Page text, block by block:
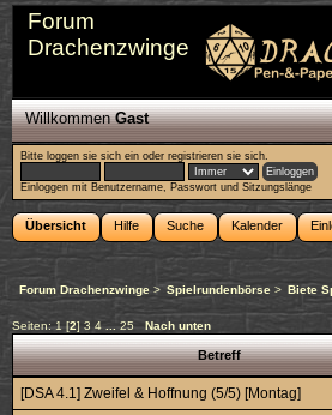
Forum
Drachenzwinge
WillkommenGast
Bitte loggen sie sich ein oderregistrieren sie sich.
Einloggen mit Benutzername, Passwort und Sitzungslänge
Übersicht Hilfe Suche Kalender
Forum Drachenzwinge > Spielrundenbörse> Biete
Seiten:1 [2] 3 4 ...25 Nach unten
Betreff
[DSA 4.1] Zweifel & Hoffnung (5/5) [Montag]